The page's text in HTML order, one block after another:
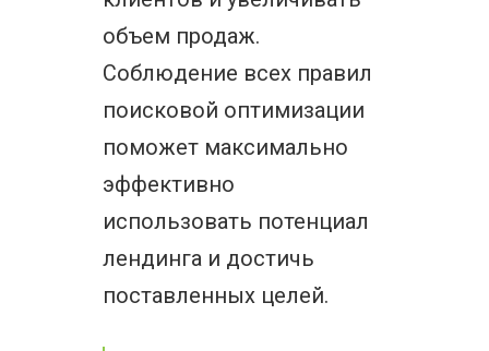
объем продаж.
Соблюдение всех правил
поисковой оптимизации
поможет максимально
эффективно
использовать потенциал
лендинга и достичь
поставленных целей.